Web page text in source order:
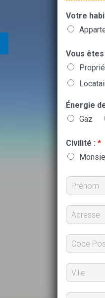
Votre
Vous êtes
Énergie
Gaz
Civilité : *